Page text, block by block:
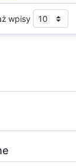
wpisy